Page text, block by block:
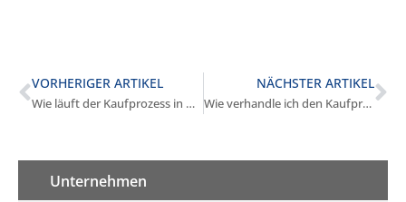
VORHERIGER ARTIKEL
Wie läuft der Kaufprozess in Neuried ab?
NÄCHSTER ARTIKEL
Wie verhandle ich den Kaufpreis in Neuried?
Unternehmen